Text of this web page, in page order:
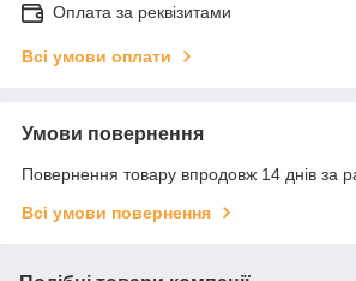
Оплата за реквізитами
Всі умови оплати
Умови повернення
Повернення товару впродовж 14 днів за
Всі умови повернення